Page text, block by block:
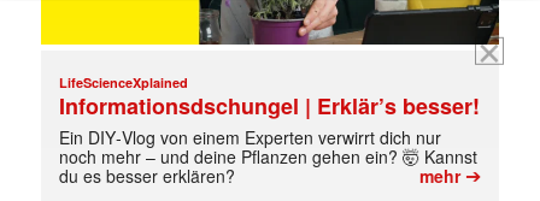
LifeScienceXplained
Informationsdschungel | Erklär’s besser!
Ein DIY‑Vlog von einem Experten verwirrt dich nur
noch mehr – und deine Pflanzen gehen ein? 🤯 Kannst
du es besser erklären?
mehr➔